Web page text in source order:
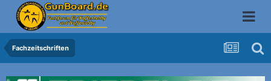
Fachzeitschriften